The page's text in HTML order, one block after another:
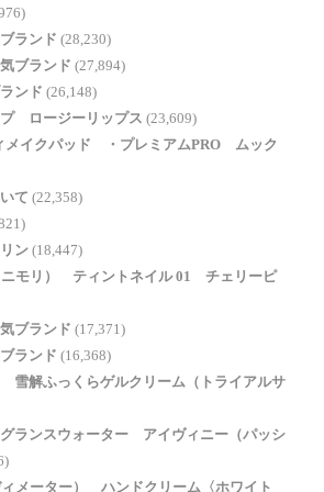
ランド (28,230)
ブランド (27,894)
ンド (26,148)
ロージーリップス (23,609)
メイクパッド®・プレミアムPRO ムック
て (22,358)
ン (18,447)
ニモリ） ティントネイル 01 チェリーピ
ブランド (17,371)
ランド (16,368)
雪解ふっくらゲルクリーム（トライアルサ
ランスウォーター アイヴィニー（パッシ
メーター） ハンドクリーム〈ホワイト